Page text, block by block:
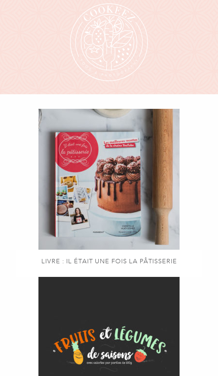
LIVRE : IL ÉTAIT UNE FOIS LA PÂTISSERIE